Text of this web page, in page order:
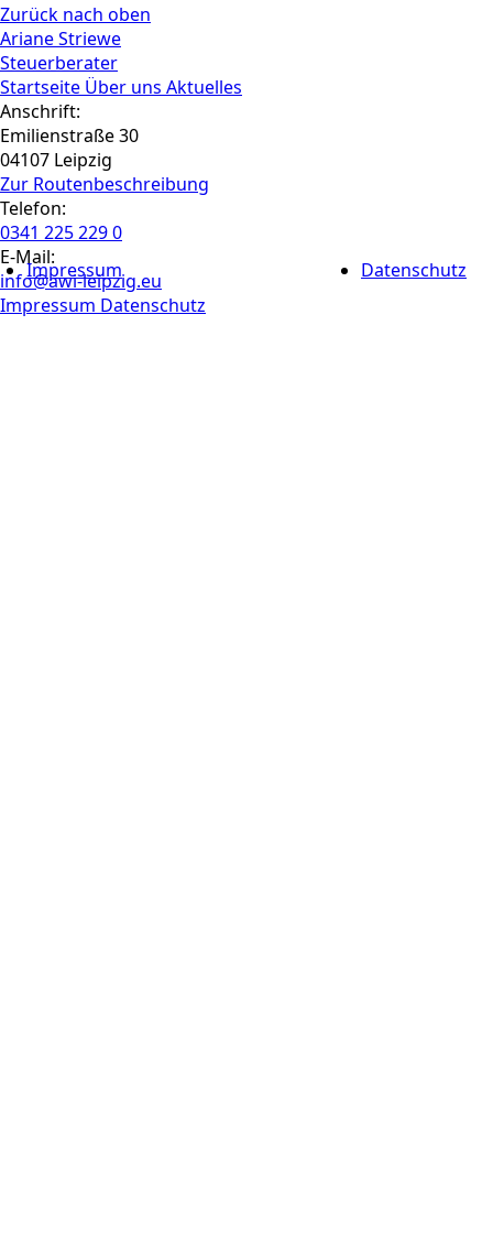
Impressum Datenschutz
Zurück nach oben
Ariane Striewe
Steuerberater
Startseite Über uns Aktuelles
Anschrift:
Emilienstraße 30
04107 Leipzig
Zur Routen­beschreibung
Telefon:
0341 225 229 0
E-Mail:
info@awi-leipzig.eu
Impressum Datenschutz